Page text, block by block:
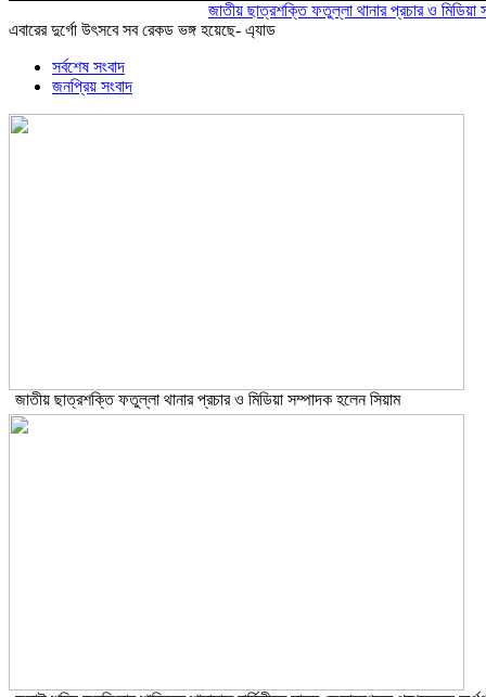
জাতীয় ছাত্রশক্তি ফতুল্লা থানার প্রচার ও মিডিয়া সম্পাদক
এবারের দুর্গো উৎসবে সব রেকড ভঙ্গ হয়েছে- এ্যাড
সর্বশেষ সংবাদ
জনপ্রিয় সংবাদ
জাতীয় ছাত্রশক্তি ফতুল্লা থানার প্রচার ও মিডিয়া সম্পাদক হলেন সিয়াম